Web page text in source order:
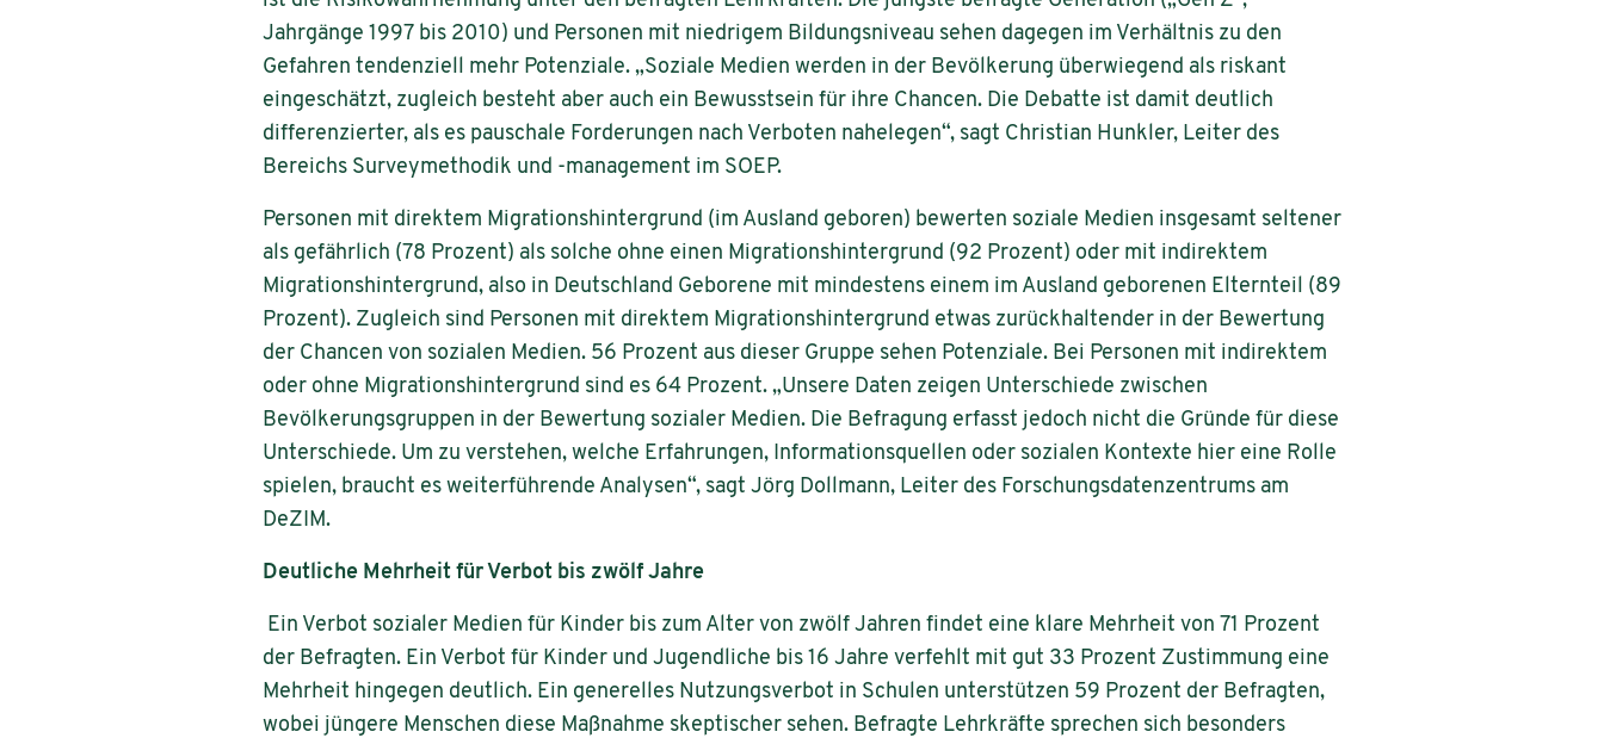
Jahrgänge 1997 bis 2010) und Personen mit niedrigem Bildungsniveau sehen dagegen im Verhältnis zu den
Gefahren tendenziell mehr Potenziale. „Soziale Medien werden in der Bevölkerung überwiegend als riskant
eingeschätzt, zugleich besteht aber auch ein Bewusstsein für ihre Chancen. Die Debatte ist damit deutlich
differenzierter, als es pauschale Forderungen nach Verboten nahelegen“, sagt Christian Hunkler, Leiter des
Bereichs Surveymethodik und -management im SOEP.
Personen mit direktem Migrationshintergrund (im Ausland geboren) bewerten soziale Medien insgesamt seltener
als gefährlich (78 Prozent) als solche ohne einen Migrationshintergrund (92 Prozent) oder mit indirektem
Migrationshintergrund, also in Deutschland Geborene mit mindestens einem im Ausland geborenen Elternteil (89
Prozent). Zugleich sind Personen mit direktem Migrationshintergrund etwas zurückhaltender in der Bewertung
der Chancen von sozialen Medien. 56 Prozent aus dieser Gruppe sehen Potenziale. Bei Personen mit indirektem
oder ohne Migrationshintergrund sind es 64 Prozent. „Unsere Daten zeigen Unterschiede zwischen
Bevölkerungsgruppen in der Bewertung sozialer Medien. Die Befragung erfasst jedoch nicht die Gründe für diese
Unterschiede. Um zu verstehen, welche Erfahrungen, Informationsquellen oder sozialen Kontexte hier eine Rolle
spielen, braucht es weiterführende Analysen“, sagt Jörg Dollmann, Leiter des Forschungsdatenzentrums am
DeZIM.
Deutliche Mehrheit für Verbot bis zwölf Jahre
Ein Verbot sozialer Medien für Kinder bis zum Alter von zwölf Jahren findet eine klare Mehrheit von 71 Prozent
der Befragten. Ein Verbot für Kinder und Jugendliche bis 16 Jahre verfehlt mit gut 33 Prozent Zustimmung eine
Mehrheit hingegen deutlich. Ein generelles Nutzungsverbot in Schulen unterstützen 59 Prozent der Befragten,
wobei jüngere Menschen diese Maßnahme skeptischer sehen. Befragte Lehrkräfte sprechen sich besonders